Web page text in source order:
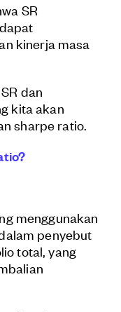
SR
kinerja masa
dan
kita akan
sharpe ratio.
menggunakan
penyebut
total, yang